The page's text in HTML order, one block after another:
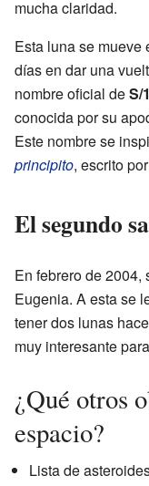
mucha claridad.
Esta luna se mueve
días en dar una
nombre oficial deS/
conocida por su
Este nombre se
principito, escrito por
El segundo
En febrero de
Eugenia. A esta se
tener dos lunas
muy interesante
¿Qué otros
espacio?
Lista de